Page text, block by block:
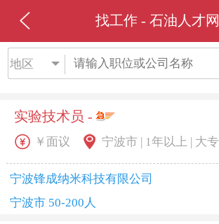
找工作 - 石油人才网
地区
实验技术员 -
￥面议 宁波市 | 1年以上 | 大专
宁波锋成纳米科技有限公司
宁波市 50-200人